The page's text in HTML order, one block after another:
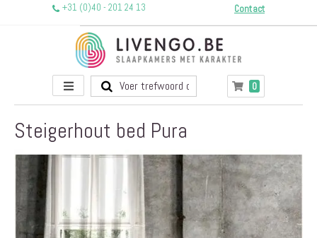
+31 (0)40 - 201 24 13 Contact
Toggle
Nav
Winkelwagen
0producten
Steigerhout bed Pura
Ga
naar
einde
van
de